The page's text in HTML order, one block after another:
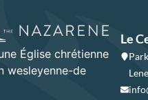
Église chrétienne
wesleyenne-de
Le